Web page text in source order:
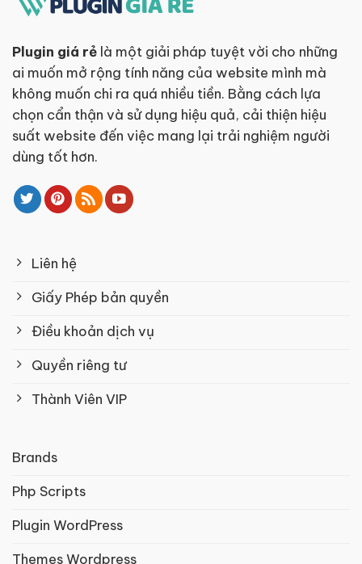
Plugin giá rẻ là một giải pháp tuyệt vời cho những
ai muốn mở rộng tính năng của website mình mà
không muốn chi ra quá nhiều tiền. Bằng cách lựa
chọn cẩn thận và sử dụng hiệu quả, cải thiện hiệu
suất website đến việc mang lại trải nghiệm người
dùng tốt hơn.
Liên hệ
Giấy Phép bản quyền
Điều khoản dịch vụ
Quyền riêng tư
Thành Viên VIP
Brands
Php Scripts
Plugin WordPress
Themes Wordpress